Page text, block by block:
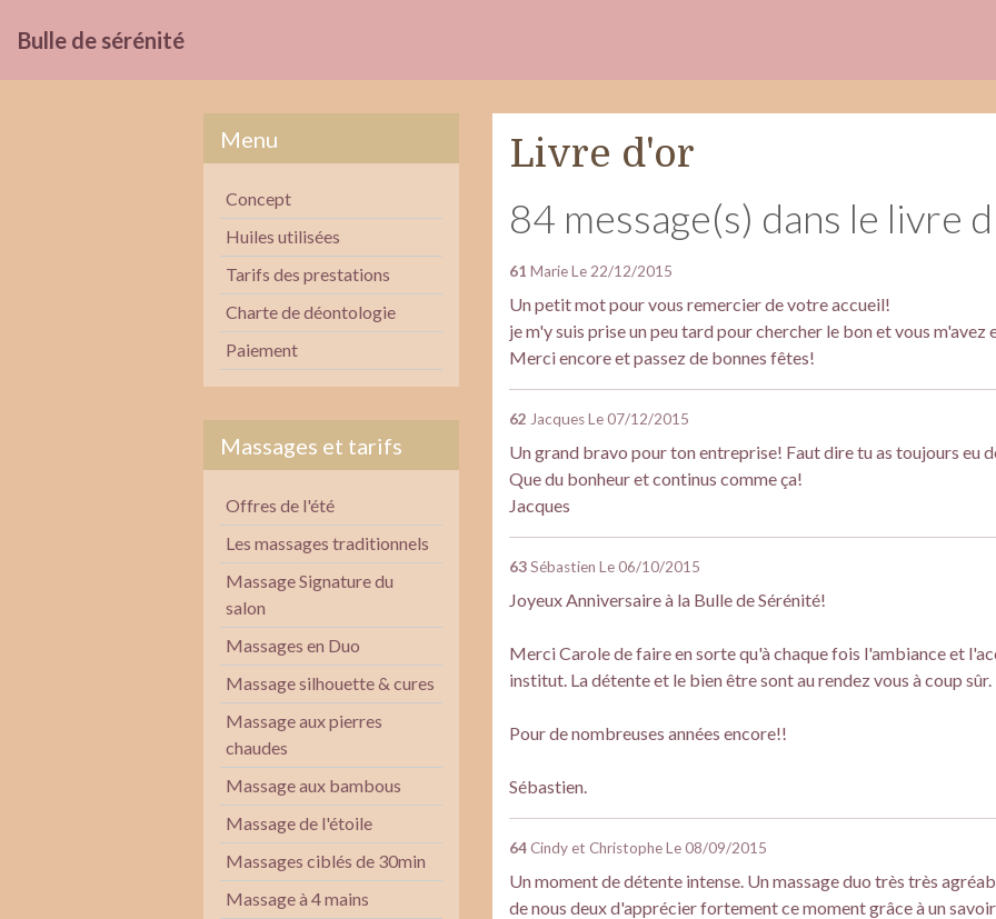
Bulle de sérénité
Livre d'or
84 message(s) dans le livre
61 Marie Le 22/12/2015
Un petit mot pour vous remercier de votre accueil!
je m'y suis prise un peu tard pour chercher le bon et vous m'avez
Merci encore et passez de bonnes fêtes!
62 Jacques Le 07/12/2015
Un grand bravo pour ton entreprise! Faut dire tu as toujours eu
Que du bonheur et continus comme ça!
Jacques
63 Sébastien Le 06/10/2015
Joyeux Anniversaire à la Bulle de Sérénité!
Merci Carole de faire en sorte qu'à chaque fois l'ambiance et
institut. La détente et le bien être sont au rendez vous à coup sûr.
Pour de nombreuses années encore!!
Sébastien.
64 Cindy et Christophe Le 08/09/2015
Un moment de détente intense. Un massage duo très très
de nous deux d'apprécier fortement ce moment grâce à un
Menu
Concept
Huiles utilisées
Tarifs des prestations
Charte de déontologie
Paiement
Massages et tarifs
Offres de l'été
Les massages traditionnels
Massage Signature du
salon
Massages en Duo
Massage silhouette & cures
Massage aux pierres
chaudes
Massage aux bambous
Massage de l'étoile
Massages ciblés de 30min
Massage à 4 mains